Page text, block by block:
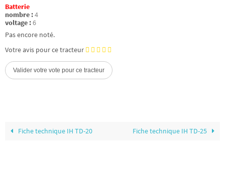
Batterie
nombre :4
voltage :6
Pas encore noté.
Votre avis pour ce tracteur
Fiche technique IH TD-20 Fiche technique IH TD-25